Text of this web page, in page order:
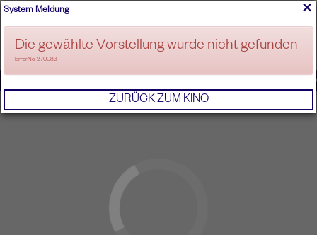
ANMELDEN
×
System Meldung
Die gewählte Vorstellung wurde nicht gefunden
ErrorNo. 270083
ZURÜCK ZUM KINO